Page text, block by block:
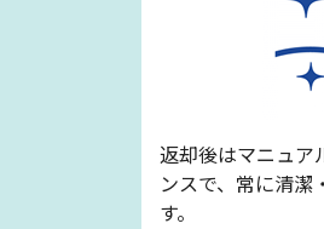
返却後はマニュア
ンスで、常に清潔
す。